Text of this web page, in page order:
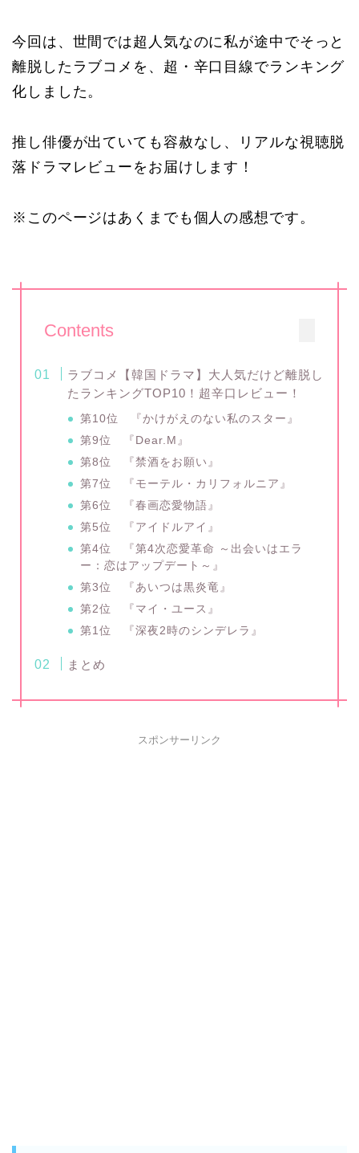
今回は、世間では超人気なのに私が途中でそっと
離脱したラブコメを、超・辛口目線でランキング
化しました。
推し俳優が出ていても容赦なし、リアルな視聴脱
落ドラマレビューをお届けします！
※このページはあくまでも個人の感想です。
Contents
ラブコメ【韓国ドラマ】大人気だけど離脱し
たランキングTOP10！超辛口レビュー！
第10位 『かけがえのない私のスター』
第9位 『Dear.M』
第8位 『禁酒をお願い』
第7位 『モーテル・カリフォルニア』
第6位 『春画恋愛物語』
第5位 『アイドルアイ』
第4位 『第4次恋愛革命 ～出会いはエラ
ー：恋はアップデート～』
第3位 『あいつは黒炎竜』
第2位 『マイ・ユース』
第1位 『深夜2時のシンデレラ』
まとめ
スポンサーリンク